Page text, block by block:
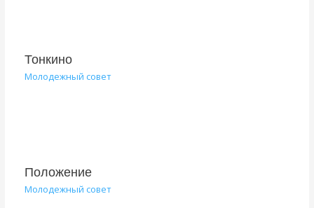
Тонкино
Молодежный совет
Положение
Молодежный совет